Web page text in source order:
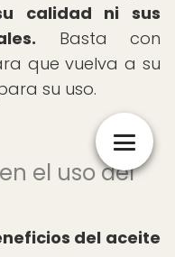
calidad ni sus
Basta con
que vuelva a su
su uso.
el uso del
del aceite